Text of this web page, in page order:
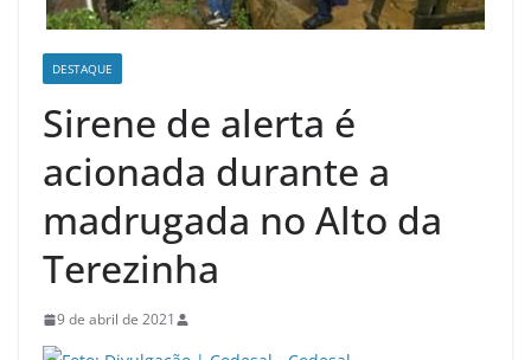
DESTAQUE
Sirene de alerta é
acionada durante a
madrugada no Alto da
Terezinha
9 de abril de 2021